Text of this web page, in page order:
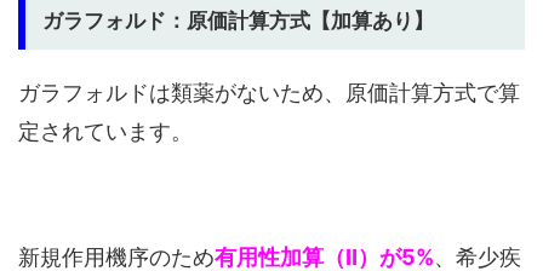
ガラフォルド：原価計算方式【加算あり】
ガラフォルドは類薬がないため、原価計算方式で算
定されています。
新規作用機序のため有用性加算（Ⅱ）が5%、希少疾